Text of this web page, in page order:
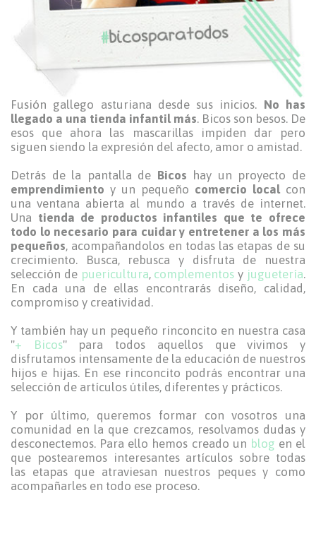
Fusión gallego asturiana desde sus inicios. No has
llegado a una tienda infantil más. Bicos son besos. De
esos que ahora las mascarillas impiden dar pero
siguen siendo la expresión del afecto, amor o amistad.
Detrás de la pantalla de Bicos hay un proyecto de
emprendimiento y un pequeño comercio local con
una ventana abierta al mundo a través de internet.
Una tienda de productos infantiles que te ofrece
todo lo necesario para cuidar y entretener a los más
pequeños, acompañandolos en todas las etapas de su
crecimiento. Busca, rebusca y disfruta de nuestra
selección de puericultura, complementos y juguetería.
En cada una de ellas encontrarás diseño, calidad,
compromiso y creatividad.
Y también hay un pequeño rinconcito en nuestra casa
"+ Bicos" para todos aquellos que vivimos y
disfrutamos intensamente de la educación de nuestros
hijos e hijas. En ese rinconcito podrás encontrar una
selección de artículos útiles, diferentes y prácticos.
Y por último, queremos formar con vosotros una
comunidad en la que crezcamos, resolvamos dudas y
desconectemos. Para ello hemos creado un blog en el
que postearemos interesantes artículos sobre todas
las etapas que atraviesan nuestros peques y como
acompañarles en todo ese proceso.